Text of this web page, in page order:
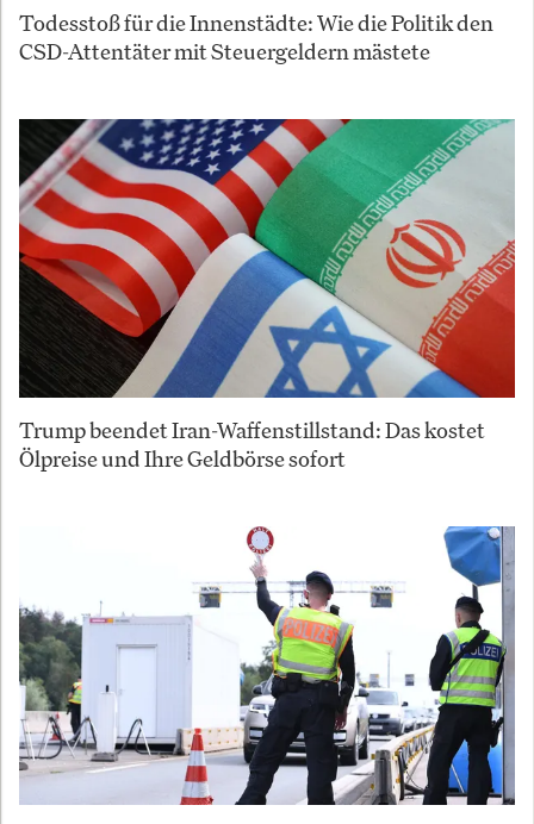
Todesstoß für die Innenstädte: Wie die Politik den
CSD-Attentäter mit Steuergeldern mästete
Trump beendet Iran-Waffenstillstand: Das kostet
Ölpreise und Ihre Geldbörse sofort